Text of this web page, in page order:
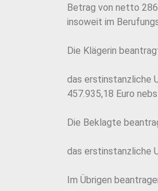
Betrag von netto
insoweit im
Die Klägerin
das erstinstanzliche
457.935,18 Euro
Die Beklagte
das erstinstanzliche
Im Übrigen